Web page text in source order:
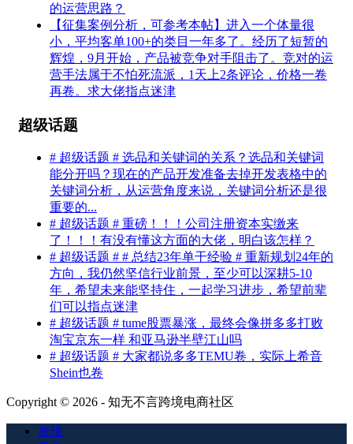
的运营思路？
【征集案例分析，可参考本帖】进入一个体量很
小，平均客单100+的类目一年多了。经历了短暂的
辉煌，9月开始，产品被竞争对手阻击了。竞对的运
营手法属于不怕死流派，1天上2条评论，价格一卷
再卷。求大佬指点迷津
超级话题
# 超级话题 # 选品和关键词的关系？选品和关键词
能分开吗？现在的产品开发准备去掉开发表格中的
关键词分析，从运营角度来说，关键词分析还是很
重要的...
# 超级话题 # 重磅！！！公司注册资本实缴来
了！！！有没有懂这方面的大佬，明白该怎样？
# 超级话题 # # 总结23年单干经验 # 重新规划24年的
方向，我仍然坚信行业前景，至少可以深耕5-10
年，希望未来能坚持住，一起学习进步，希望前辈
们可以指点迷津
# 超级话题 # tume股票暴涨，最终会像拼多多打败
淘宝京东一样 和亚马逊半壁江山吗
# 超级话题 # 大家都说多多TEMU卷，实际上希音
Shein也卷
Copyright © 2026 - 知无不言跨境电商社区
发现